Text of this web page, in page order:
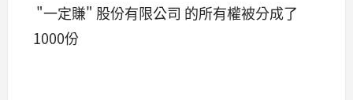
"一定賺" 股份有限公司 的所有權被分成了
1000份